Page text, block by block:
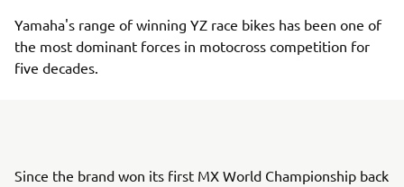
Yamaha's range of winning YZ race bikes has been one of
the most dominant forces in motocross competition for
five decades.
Since the brand won its first MX World Championship back